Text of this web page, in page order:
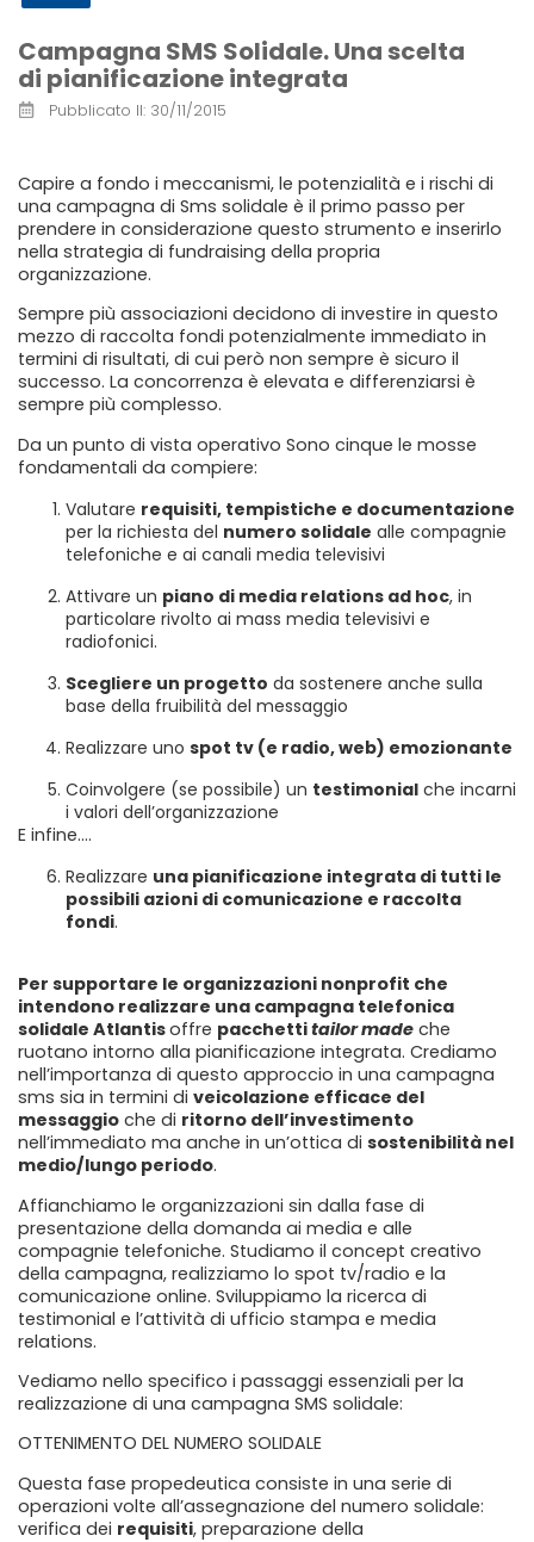
Campagna SMS Solidale. Una scelta
di pianificazione integrata
Pubblicato Il: 30/11/2015
Capire a fondo i meccanismi, le potenzialità e i rischi di
una campagna di Sms solidale è il primo passo per
prendere in considerazione questo strumento e inserirlo
nella strategia di fundraising della propria
organizzazione.
Sempre più associazioni decidono di investire in questo
mezzo di raccolta fondi potenzialmente immediato in
termini di risultati, di cui però non sempre è sicuro il
successo. La concorrenza è elevata e differenziarsi è
sempre più complesso.
Da un punto di vista operativo Sono cinque le mosse
fondamentali da compiere:
Valutare requisiti, tempistiche e documentazione
per la richiesta del numero solidale alle compagnie
telefoniche e ai canali media televisivi
Attivare un piano di media relations ad hoc, in
particolare rivolto ai mass media televisivi e
radiofonici.
Scegliere un progetto da sostenere anche sulla
base della fruibilità del messaggio
Realizzare uno spot tv (e radio, web) emozionante
Coinvolgere (se possibile) un testimonial che incarni
i valori dell’organizzazione
E infine….
Realizzare una pianificazione integrata di tutti le
possibili azioni di comunicazione e raccolta
fondi.
Per supportare le organizzazioni nonprofit che
intendono realizzare una campagna telefonica
solidale Atlantisoffre pacchettitailor made che
ruotano intorno alla pianificazione integrata. Crediamo
nell’importanza di questo approccio in una campagna
sms sia in termini di veicolazione efficace del
messaggio che di ritorno dell’investimento
nell’immediato ma anche in un’ottica di sostenibilità nel
medio/lungo periodo.
Affianchiamo le organizzazioni sin dalla fase di
presentazione della domanda ai media e alle
compagnie telefoniche. Studiamo il concept creativo
della campagna, realizziamo lo spot tv/radio e la
comunicazione online. Sviluppiamo la ricerca di
testimonial e l’attività di ufficio stampa e media
relations.
Vediamo nello specifico i passaggi essenziali per la
realizzazione di una campagna SMS solidale:
OTTENIMENTO DEL NUMERO SOLIDALE
Questa fase propedeutica consiste in una serie di
operazioni volte all’assegnazione del numero solidale:
verifica dei requisiti, preparazione della